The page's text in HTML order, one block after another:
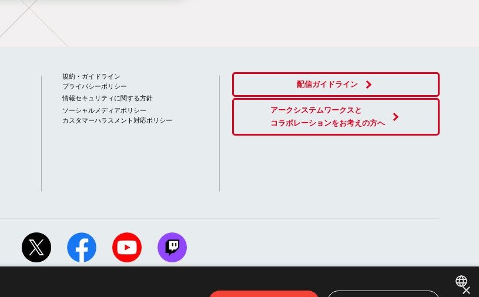
規約・ガイドライン
プライバシーポリシー
情報セキュリティに関する方針
ソーシャルメディアポリシー
カスタマーハラスメント対応ポリシー
配信ガイドライン
アークシステムワークスと
コラボレーションをお考えの方へ
×